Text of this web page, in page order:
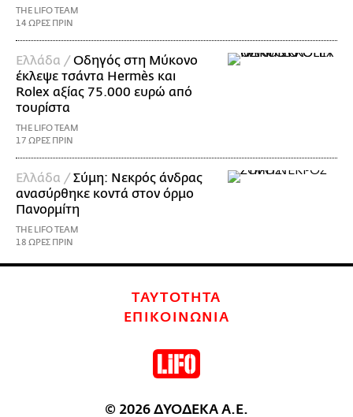
THE LIFO TEAM
14 ΩΡΕΣ ΠΡΙΝ
Ελλάδα /Οδηγός στη Μύκονο
έκλεψε τσάντα Hermès και
Rolex αξίας 75.000 ευρώ από
τουρίστα
THE LIFO TEAM
17 ΩΡΕΣ ΠΡΙΝ
Ελλάδα /Σύμη: Νεκρός άνδρας
ανασύρθηκε κοντά στον όρμο
Πανορμίτη
THE LIFO TEAM
18 ΩΡΕΣ ΠΡΙΝ
ΤΑΥΤΟΤΗΤΑ
ΕΠΙΚΟΙΝΩΝΙΑ
© 2026 ΔΥΟΔΕΚΑ Α.Ε.